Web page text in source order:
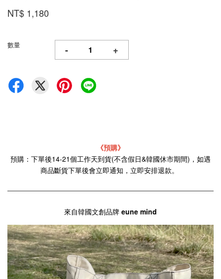
NT$ 1,180
數量 - +
《預購》
預購：下單後14-21個工作天到貨(不含假日&韓國休市期間)，如遇
商品斷貨下單後會立即通知，立即安排退款。
來自韓國文創品牌 eune mind